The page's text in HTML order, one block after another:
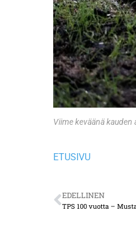
Viime keväänä
ETUSIVU
EDELLINEN